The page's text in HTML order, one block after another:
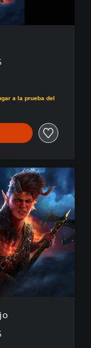
a la prueba del